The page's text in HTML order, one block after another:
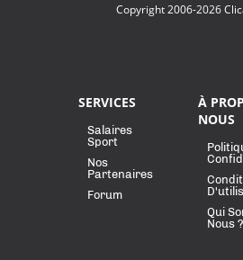
Copyright 2006-2026
SERVICES
Salaires
Sport
Nos
Partenaires
Forum
À
NOUS
Qui
Nous ?